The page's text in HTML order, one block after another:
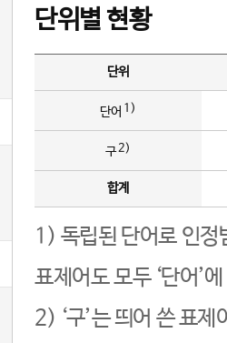
단위별 현황
단위
단어 1)
구2)
합계
1) 독립된 단어로 인정
표제어도 모두 ‘단어’
2) ‘구’는 띄어 쓴 표